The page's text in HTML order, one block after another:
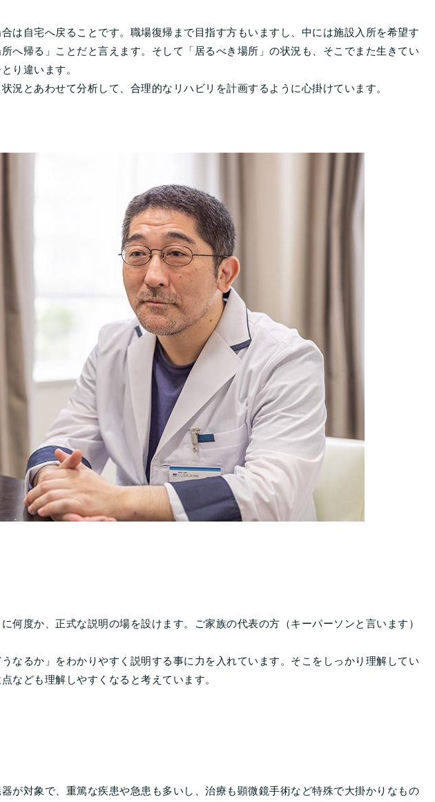
は自宅へ戻ることです。職場復帰まで目指す方もいますし、中には施設入所を希望す
へ帰る」ことだと言えます。そして「居るべき場所」の状況も、そこでまた生きてい
り違います。
況とあわせて分析して、合理的なリハビリを計画するように心掛けています。
何度か、正式な説明の場を設けます。ご家族の代表の方（キーパーソンと言います）
なるか」をわかりやすく説明する事に力を入れています。そこをしっかり理解してい
なども理解しやすくなると考えています。
が対象で、重篤な疾患や急患も多いし、治療も顕微鏡手術など特殊で大掛かりなもの